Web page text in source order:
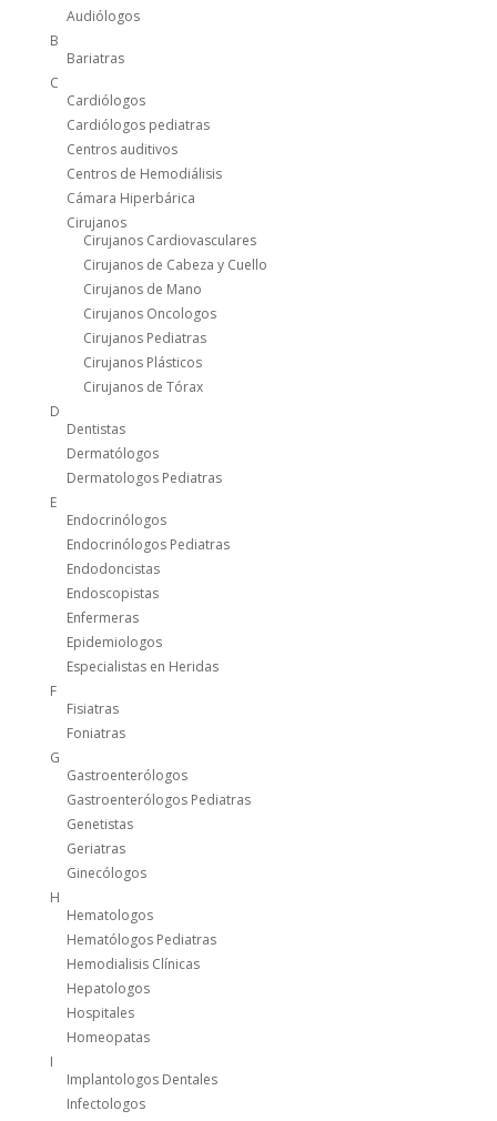
Audiólogos
B
Bariatras
C
Cardiólogos
Cardiólogos pediatras
Centros auditivos
Centros de Hemodiálisis
Cámara Hiperbárica
Cirujanos
Cirujanos Cardiovasculares
Cirujanos de Cabeza y Cuello
Cirujanos de Mano
Cirujanos Oncologos
Cirujanos Pediatras
Cirujanos Plásticos
Cirujanos de Tórax
D
Dentistas
Dermatólogos
Dermatologos Pediatras
E
Endocrinólogos
Endocrinólogos Pediatras
Endodoncistas
Endoscopistas
Enfermeras
Epidemiologos
Especialistas en Heridas
F
Fisiatras
Foniatras
G
Gastroenterólogos
Gastroenterólogos Pediatras
Genetistas
Geriatras
Ginecólogos
H
Hematologos
Hematólogos Pediatras
Hemodialisis Clínicas
Hepatologos
Hospitales
Homeopatas
I
Implantologos Dentales
Infectologos